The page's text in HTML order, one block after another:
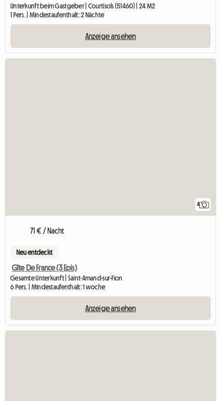
Unterkunft beim Gastgeber | Courtisols (51460) | 24 M2
1 Pers. | Mindestaufenthalt: 2 Nächte
Anzeige ansehen
4
71 € / Nacht
Neu entdeckt
Gîte De France (3 Epis)
Gesamte Unterkunft | Saint-Amand-sur-Fion
6 Pers. | Mindestaufenthalt: 1 woche
Anzeige ansehen